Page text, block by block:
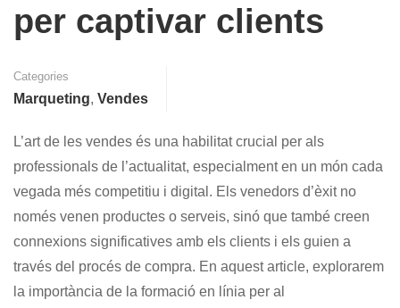
per captivar clients
Categories
Marqueting, Vendes
L’art de les vendes és una habilitat crucial per als
professionals de l’actualitat, especialment en un món cada
vegada més competitiu i digital. Els venedors d’èxit no
només venen productes o serveis, sinó que també creen
connexions significatives amb els clients i els guien a
través del procés de compra. En aquest article, explorarem
la importància de la formació en línia per al